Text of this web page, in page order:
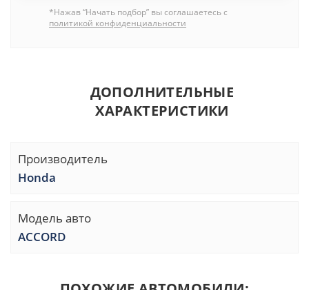
*Нажав “Начать подбор” вы соглашаетесь с
политикой конфиденциальности
ДОПОЛНИТЕЛЬНЫЕ
ХАРАКТЕРИСТИКИ
Производитель
Honda
Модель авто
ACCORD